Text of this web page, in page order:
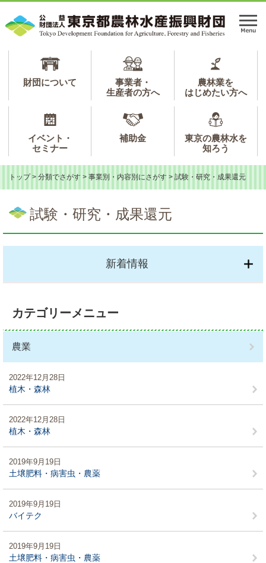
ジ
ュ
メ
財団について
事業者・
生産者の方へ
農林業を
はじめたい方へ
イベント・
セミナー
補助金
東京の農林水を
知ろう
トップ > 分類でさがす > 事業別・内容別にさがす > 試験・研究・成果還元
文
試験・研究・成果還元
新着情報
カテゴリーメニュー
農業
2022年12月28日
植木・森林
2022年12月28日
植木・森林
2019年9月19日
土壌肥料・病害虫・農薬
2019年9月19日
バイテク
2019年9月19日
土壌肥料・病害虫・農薬